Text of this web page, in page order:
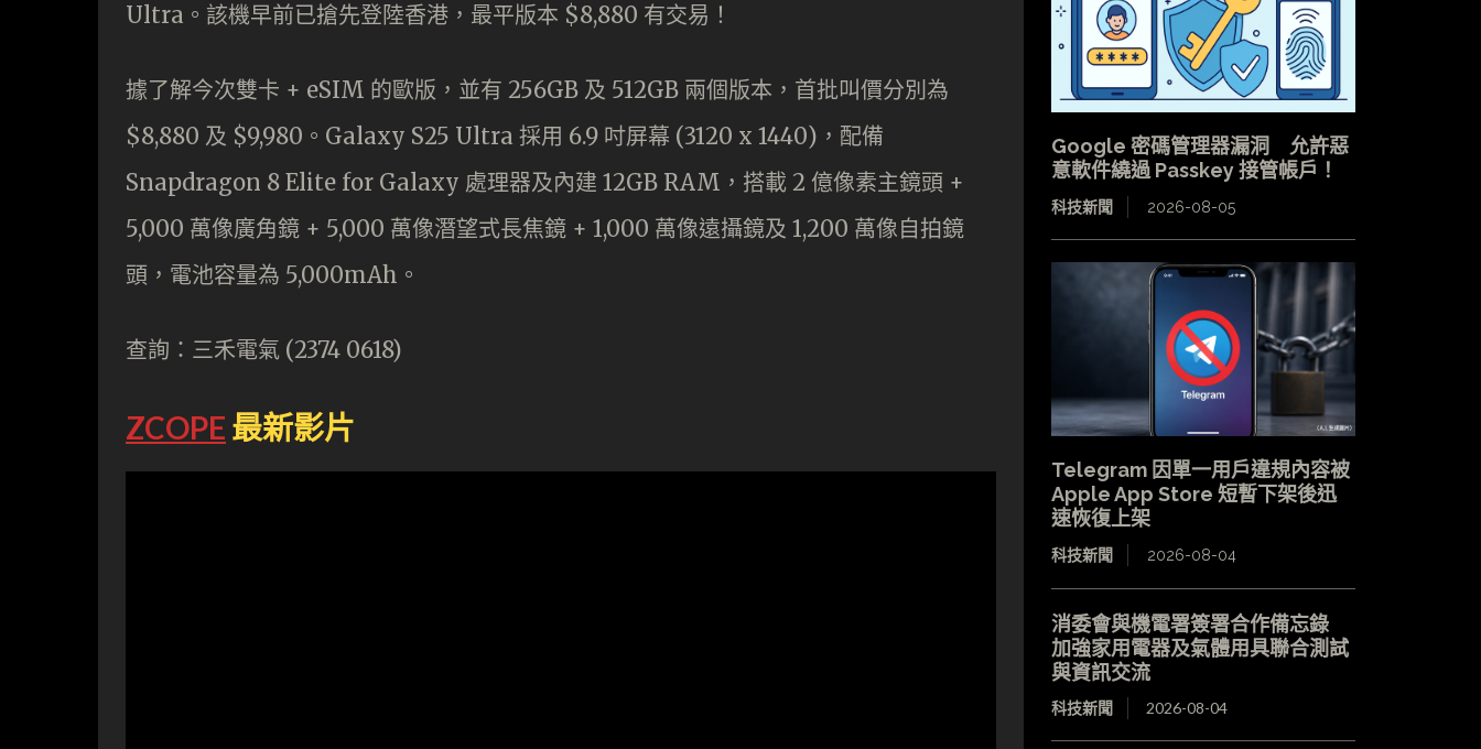
Ultra。該機早前已搶先登陸香港，最平版本 $8,880 有交易！
據了解今次雙卡 + eSIM 的歐版，並有 256GB 及 512GB 兩個版本，首批叫價分別為
$8,880 及 $9,980。Galaxy S25 Ultra 採用 6.9 吋屏幕 (3120 x 1440)，配備
Snapdragon 8 Elite for Galaxy 處理器及內建 12GB RAM，搭載 2 億像素主鏡頭 +
5,000 萬像廣角鏡 + 5,000 萬像潛望式長焦鏡 + 1,000 萬像遠攝鏡及 1,200 萬像自拍鏡
頭，電池容量為 5,000mAh。
查詢：三禾電氣 (2374 0618)
ZCOPE 最新影片
Google 密碼管理器漏洞 允許惡
意軟件繞過 Passkey 接管帳戶！
科技新聞 2026-08-05
Telegram 因單一用戶違規內容被
Apple App Store 短暫下架後迅
速恢復上架
科技新聞 2026-08-04
消委會與機電署簽署合作備忘錄
加強家用電器及氣體用具聯合測試
與資訊交流
科技新聞 2026-08-04